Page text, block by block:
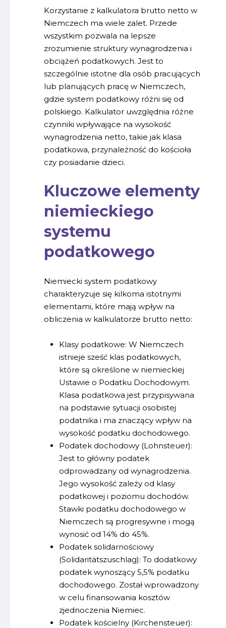
Korzystanie z kalkulatora brutto netto w
Niemczech ma wiele zalet. Przede
wszystkim pozwala na lepsze
zrozumienie struktury wynagrodzenia i
obciążeń podatkowych. Jest to
szczególnie istotne dla osób pracujących
lub planujących pracę w Niemczech,
gdzie system podatkowy różni się od
polskiego. Kalkulator uwzględnia różne
czynniki wpływające na wysokość
wynagrodzenia netto, takie jak klasa
podatkowa, przynależność do kościoła
czy posiadanie dzieci.
Kluczowe elementy
niemieckiego
systemu
podatkowego
Niemiecki system podatkowy
charakteryzuje się kilkoma istotnymi
elementami, które mają wpływ na
obliczenia w kalkulatorze brutto netto:
Klasy podatkowe: W Niemczech
istnieje sześć klas podatkowych,
które są określone w niemieckiej
Ustawie o Podatku Dochodowym.
Klasa podatkowa jest przypisywana
na podstawie sytuacji osobistej
podatnika i ma znaczący wpływ na
wysokość podatku dochodowego.
Podatek dochodowy (Lohnsteuer):
Jest to główny podatek
odprowadzany od wynagrodzenia.
Jego wysokość zależy od klasy
podatkowej i poziomu dochodów.
Stawki podatku dochodowego w
Niemczech są progresywne i mogą
wynosić od 14% do 45%.
Podatek solidarnościowy
(Solidaritätszuschlag): To dodatkowy
podatek wynoszący 5,5% podatku
dochodowego. Został wprowadzony
w celu finansowania kosztów
zjednoczenia Niemiec.
Podatek kościelny (Kirchensteuer):